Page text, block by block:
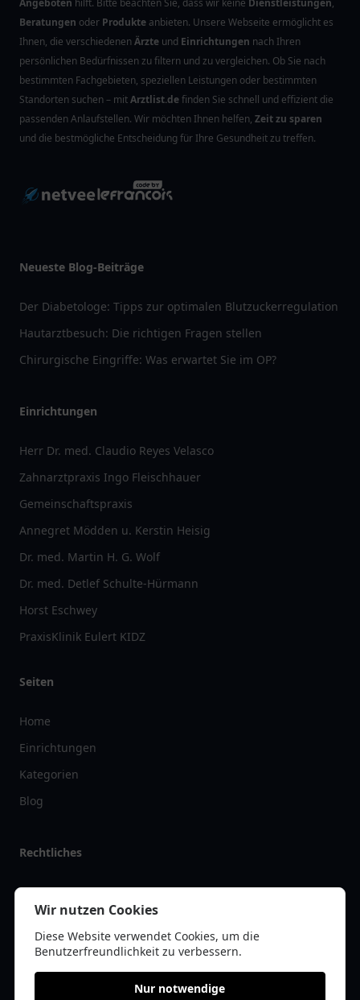
Angeboten hilft. Bitte beachten Sie, dass wir keine Dienstleistungen,
Beratungen oder Produkte anbieten. Unsere Webseite ermöglicht es
Ihnen, die verschiedenenÄrzte und Einrichtungen nach Ihren
persönlichen Bedürfnissen zu filtern und zu vergleichen. Ob Sie nach
bestimmten Fachgebieten, speziellen Leistungen oder bestimmten
Standorten suchen – mitArztlist.definden Sie schnell und effizient die
passenden Anlaufstellen. Wir möchten Ihnen helfen, Zeit zu sparen
und die bestmögliche Entscheidung für Ihre Gesundheit zu treffen.
Neueste Blog-Beiträge
Der Diabetologe: Tipps zur optimalen Blutzuckerregulation
Hautarztbesuch: Die richtigen Fragen stellen
Chirurgische Eingriffe: Was erwartet Sie im OP?
Einrichtungen
Herr Dr. med. Claudio Reyes Velasco
Zahnarztpraxis Ingo Fleischhauer
Gemeinschaftspraxis
Annegret Mödden u. Kerstin Heisig
Dr. med. Martin H. G. Wolf
Dr. med. Detlef Schulte-Hürmann
Horst Eschwey
PraxisKlinik Eulert KIDZ
Seiten
Home
Einrichtungen
Kategorien
Blog
Rechtliches
Impressum
Datenschutz
Kontakt
Wir nutzen Cookies
Diese Website verwendet Cookies, um die
Benutzerfreundlichkeit zu verbessern.
Nur notwendige